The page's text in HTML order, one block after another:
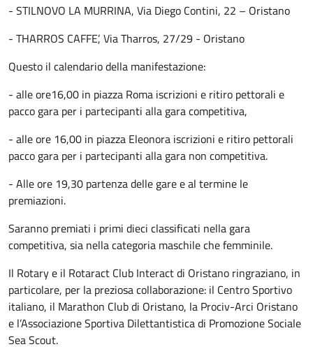
- STILNOVO LA MURRINA, Via Diego Contini, 22 – Oristano
- THARROS CAFFE’, Via Tharros, 27/29 - Oristano
Questo il calendario della manifestazione:
- alle ore16,00 in piazza Roma iscrizioni e ritiro pettorali e
pacco gara per i partecipanti alla gara competitiva,
- alle ore 16,00 in piazza Eleonora iscrizioni e ritiro pettorali
pacco gara per i partecipanti alla gara non competitiva.
- Alle ore 19,30 partenza delle gare e al termine le
premiazioni.
Saranno premiati i primi dieci classificati nella gara
competitiva, sia nella categoria maschile che femminile.
Il Rotary e il Rotaract Club Interact di Oristano ringraziano, in
particolare, per la preziosa collaborazione: il Centro Sportivo
italiano, il Marathon Club di Oristano, la Prociv-Arci Oristano
e l’Associazione Sportiva Dilettantistica di Promozione Sociale
Sea Scout.